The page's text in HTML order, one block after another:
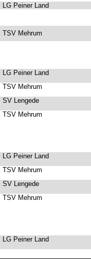
LG Peiner Land
TSV Mehrum
LG Peiner Land
TSV Mehrum
SV Lengede
TSV Mehrum
LG Peiner Land
TSV Mehrum
SV Lengede
TSV Mehrum
LG Peiner Land